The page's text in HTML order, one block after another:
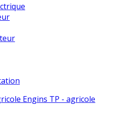
Engins TP - agricole